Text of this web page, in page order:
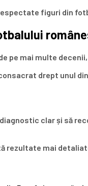
figuri din
pe mai multe
drept unul
clar și să
rezultate mai